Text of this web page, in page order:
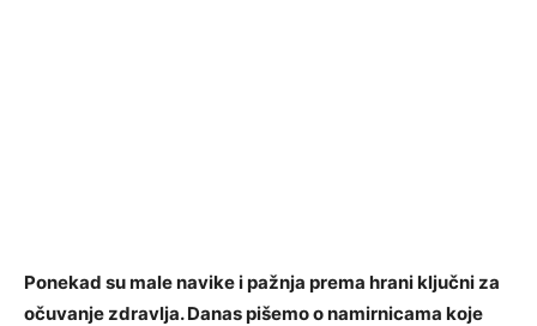
Ponekad su male navike i pažnja prema hrani ključni za
očuvanje zdravlja. Danas pišemo o namirnicama koje